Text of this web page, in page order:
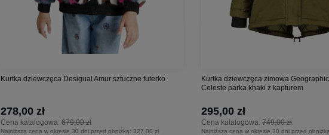
Kurtka dziewczęca Desigual Amur sztuczne futerko
Cena katalogowa: 679,00 zł
278,00 zł
Najniższa cena w okresie 30 dni przed obniżką: 327,00 zł
Kurtka dziewczęca zimowa
Celeste parka khaki z kapturem
Cena katalogowa: 749,00 zł
295,00 zł
Najniższa cena w okresie 30 dni przed